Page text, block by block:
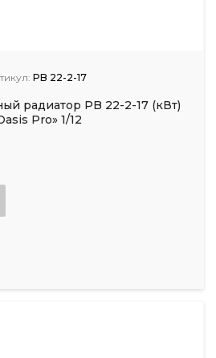
PB 22-2-17
радиатор PB 22-2-17 (кВт)
Pro» 1/12